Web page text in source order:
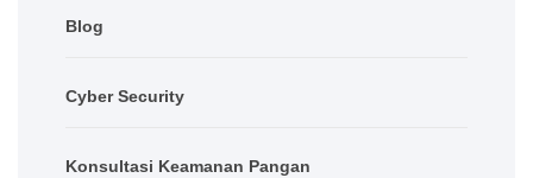
Blog
Cyber Security
Konsultasi Keamanan Pangan